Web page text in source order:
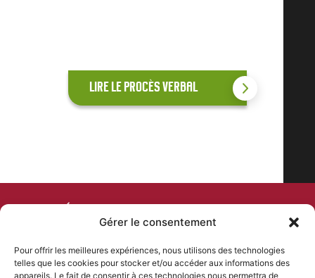
Gérer le consentement
Pour offrir les meilleures expériences, nous utilisons des technologies
telles que les cookies pour stocker et/ou accéder aux informations des
appareils. Le fait de consentir à ces technologies nous permettra de
LIRE LE PROCÈS VERBAL
COMITÉ DEPARTEMENTAL
PLAN DU SITE
NOS COORDONNÉES